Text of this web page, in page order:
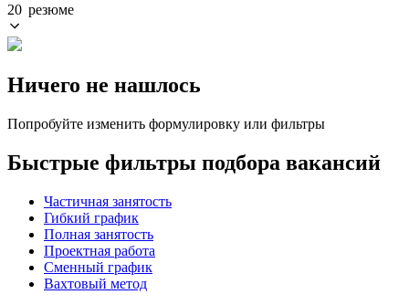
20 резюме
Ничего не нашлось
Попробуйте изменить формулировку или фильтры
Быстрые фильтры подбора вакансий
Частичная занятость
Гибкий график
Полная занятость
Проектная работа
Сменный график
Вахтовый метод